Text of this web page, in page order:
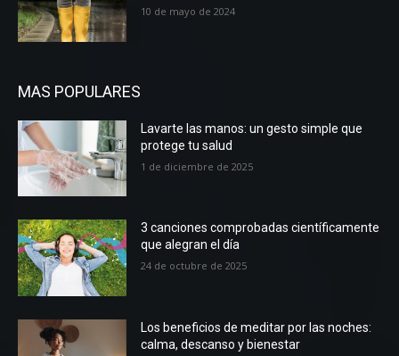
10 de mayo de 2024
MAS POPULARES
Lavarte las manos: un gesto simple que
protege tu salud
1 de diciembre de 2025
3 canciones comprobadas científicamente
que alegran el día
24 de octubre de 2025
Los beneficios de meditar por las noches:
calma, descanso y bienestar